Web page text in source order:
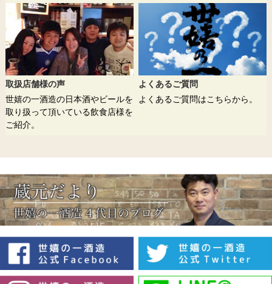
取扱店舗様の声
世嬉の一酒造の日本酒やビールを
取り扱って頂いている飲食店様を
ご紹介。
よくあるご質問
よくあるご質問はこちらから。